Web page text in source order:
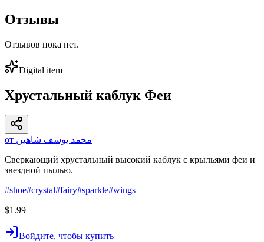
Отзывы
Отзывов пока нет.
Digital item
Хрустальный каблук Феи
от محمد يوسف شاهين
Сверкающий хрустальный высокий каблук с крыльями феи и
звездной пылью.
#shoe#crystal#fairy#sparkle#wings
$1.99
Войдите, чтобы купить